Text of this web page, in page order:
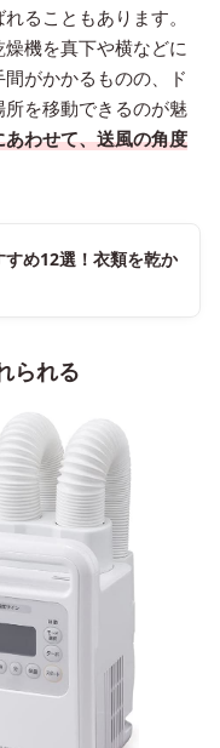
ることもあります。
機を真下や横などに
がかかるものの、ド
を移動できるのが魅
わせて、送風の角度
すめ12選！衣類を乾か
られる